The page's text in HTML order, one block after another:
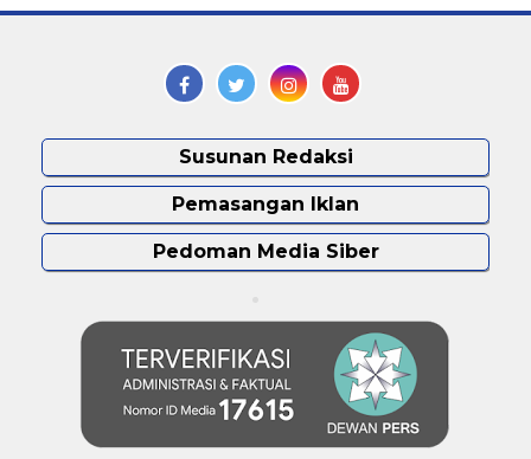
Susunan Redaksi
Pemasangan Iklan
Pedoman Media Siber